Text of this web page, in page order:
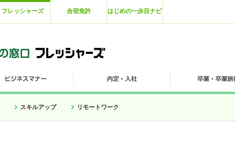
フレッシャーズ 合宿免許 はじめの一歩目ナビ
スキルアップ リモートワーク